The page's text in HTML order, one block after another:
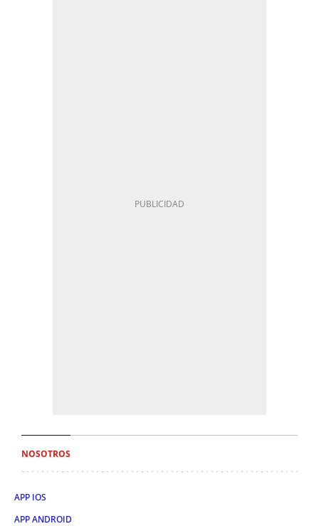
NOSOTROS
APP IOS
APP ANDROID